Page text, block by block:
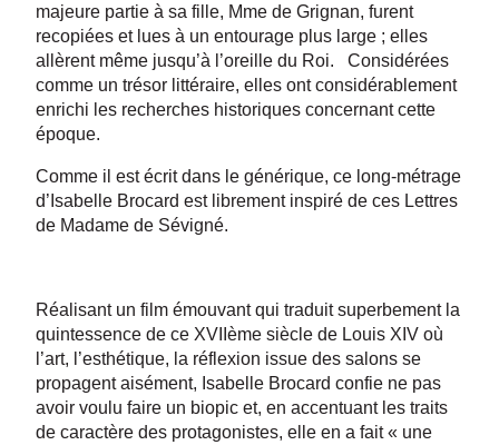
majeure partie à sa fille, Mme de Grignan, furent
recopiées et lues à un entourage plus large ; elles
allèrent même jusqu’à l’oreille du Roi. Considérées
comme un trésor littéraire, elles ont considérablement
enrichi les recherches historiques concernant cette
époque.
Comme il est écrit dans le générique, ce long-métrage
d’Isabelle Brocard est librement inspiré de ces Lettres
de Madame de Sévigné.
Réalisant un film émouvant qui traduit superbement la
quintessence de ce XVIIème siècle de Louis XIV où
l’art, l’esthétique, la réflexion issue des salons se
propagent aisément, Isabelle Brocard confie ne pas
avoir voulu faire un biopic et, en accentuant les traits
de caractère des protagonistes, elle en a fait « une